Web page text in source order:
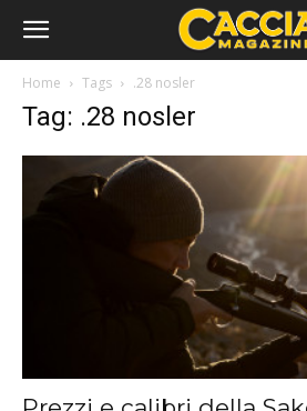
Home Tags .28 nosler
Tag: .28 nosler